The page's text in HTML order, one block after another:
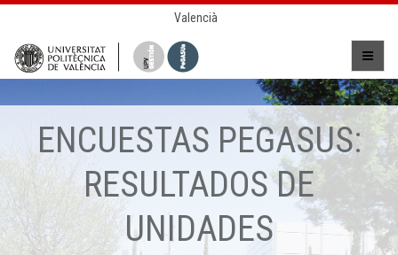
Valencià
ENCUESTAS PEGASUS:
RESULTADOS DE
UNIDADES